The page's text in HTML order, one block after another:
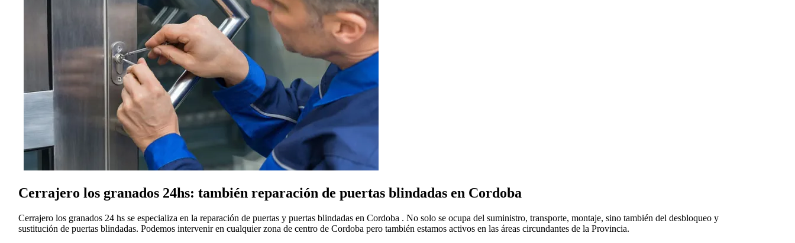
Cerrajero los granados 24hs: también reparación de puertas blindadas en Cordoba
Cerrajero los granados 24 hs se especializa en la reparación de puertas y puertas blindadas en Cordoba . No solo se ocupa del suministro, transporte, montaje, sino también del desbloqueo y
sustitución de puertas blindadas. Podemos intervenir en cualquier zona de centro de Cordoba pero también estamos activos en las áreas circundantes de la Provincia.